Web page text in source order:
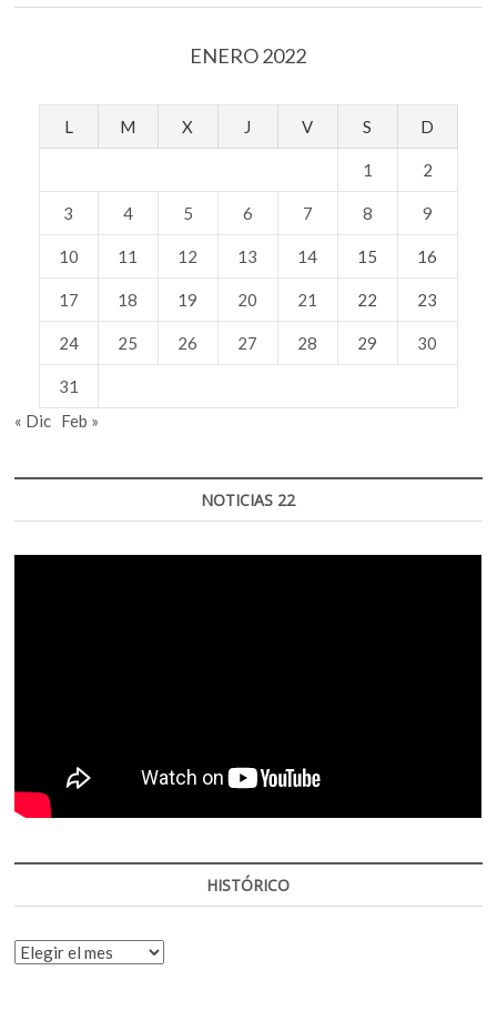
ENERO 2022
L M X J V S D
1 2
3 4 5 6 7 8 9
10 11 12 13 14 15 16
17 18 19 20 21 22 23
24 25 26 27 28 29 30
31
« Dic Feb »
NOTICIAS 22
HISTÓRICO
HISTÓRICO